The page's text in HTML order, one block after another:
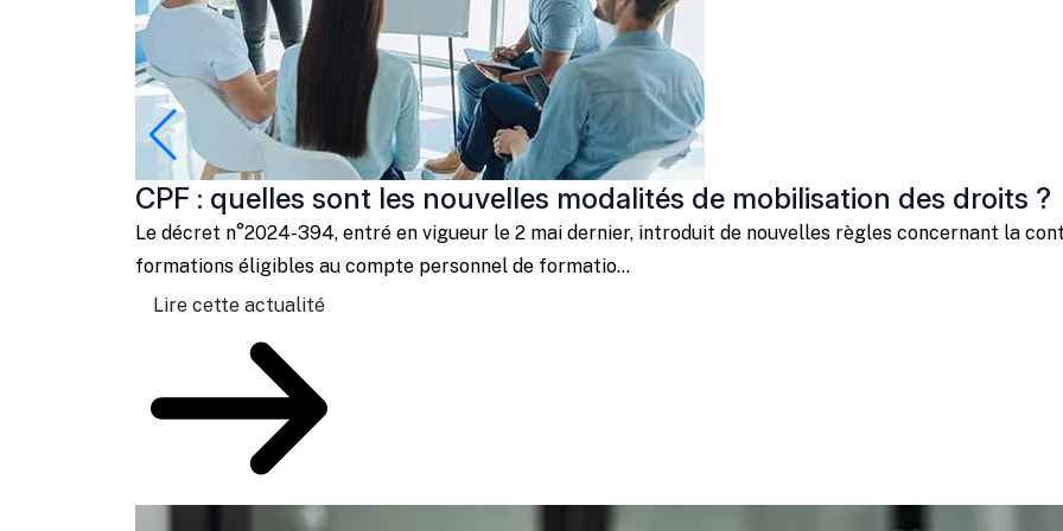
CPF : quelles sont les nouvelles modalités de mobilisation des droits ?
Le décret n°2024-394, entré en vigueur le 2 mai dernier, introduit de nouvelles règles concernant la
formations éligibles au compte personnel de formatio...
Lire cette actualité